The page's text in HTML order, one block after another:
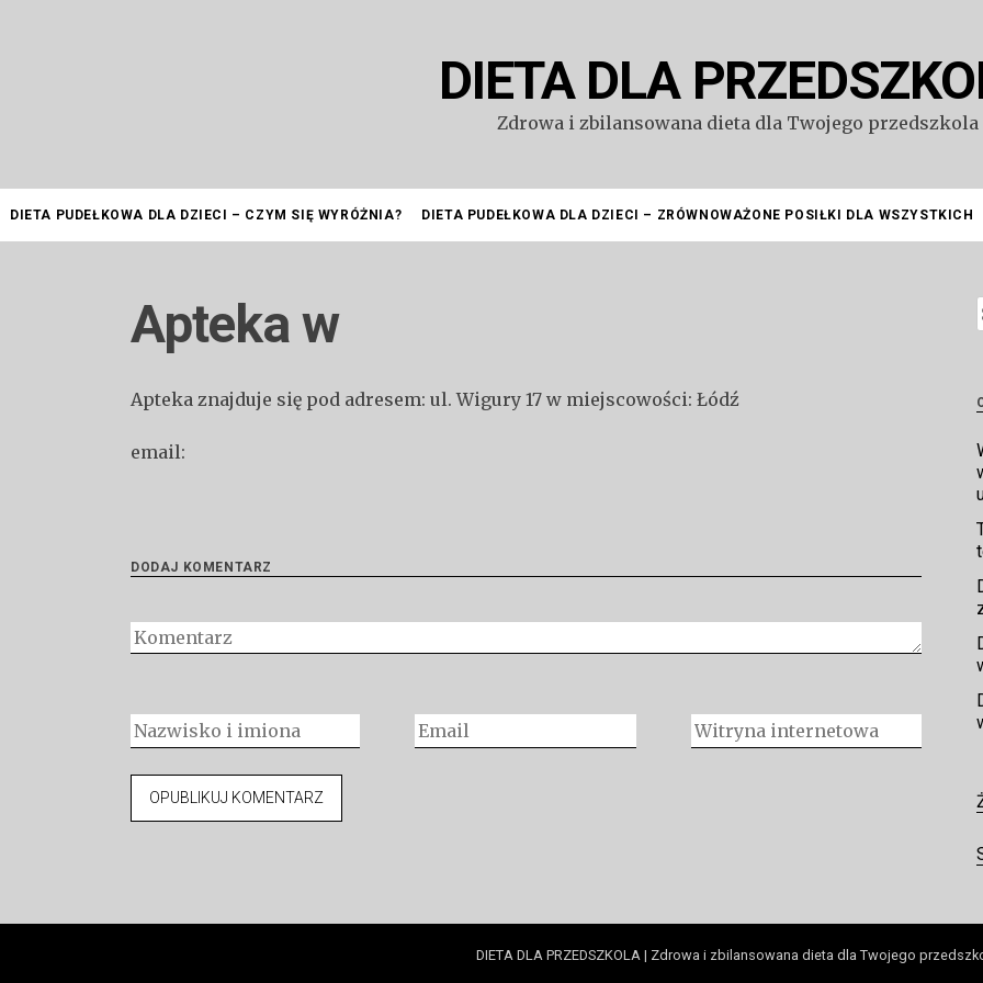
DIETA DLA
Zdrowa i zbilansowana dieta dla Twojego przedszkola
DIETA PUDEŁKOWA DLA DZIECI – CZYM SIĘ WYRÓŻNIA? DIETA PUDEŁKOWA DLA DZIECI – ZRÓWNOWAŻONE POSIŁKI DLA WSZYSTKICH
Apteka w
Apteka znajduje się pod adresem: ul. Wigury 17 w miejscowości: Łódź
email:
DODAJ KOMENTARZ
DIETA DLA PRZEDSZKOLA | Zdrowa i zbilansowana dieta dla Twojego